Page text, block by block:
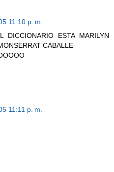
11:10 p. m.
DICCIONARIO ESTA MARILYN
CABALLE
11:11 p. m.